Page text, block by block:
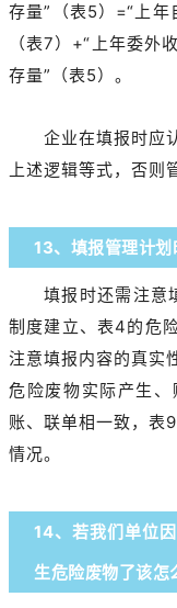
存量”（表5）=“上年
（表7）+“上年委外
存量”（表5）。
企业在填报时应
上述逻辑等式，否则
13、填报管理计划
填报时还需注意
制度建立、表4的危
注意填报内容的真实
危险废物实际产生
账、联单相一致，表
情况。
14、若我们单位
生危险废物了该怎